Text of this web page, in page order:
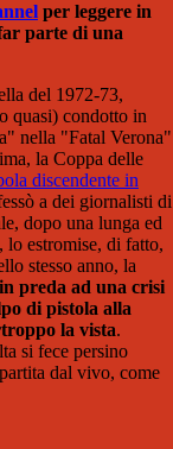
per leggere in
parte di una
del 1972-73,
quasi) condotto in
nella "Fatal Verona"
la Coppa delle
discendente in
a dei giornalisti di
dopo una lunga ed
lo estromise, di fatto,
stesso anno, la
preda ad una crisi
di pistola alla
la vista.
si fece persino
dal vivo, come